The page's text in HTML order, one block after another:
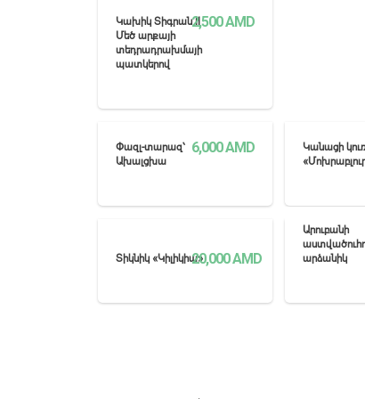
Կախիկ Տիգրան II
Մեծ արքայի
տեդրադրախմայի
պատկերով
2,500AMD
Փազլ-տարազ՝
Ախալցխա
6,000AMD
Կանացի
Տիկնիկ «Կիլիկիա»20,000AMD
Արուբանի
արձանիկ